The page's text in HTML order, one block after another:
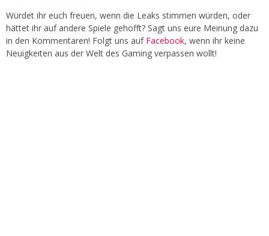
Würdet ihr euch freuen, wenn die Leaks stimmen würden, oder
hättet ihr auf andere Spiele gehofft? Sagt uns eure Meinung dazu
in den Kommentaren! Folgt uns auf Facebook, wenn ihr keine
Neuigkeiten aus der Welt des Gaming verpassen wollt!